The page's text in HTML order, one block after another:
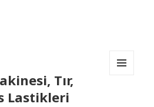
Tır,
Lastikleri